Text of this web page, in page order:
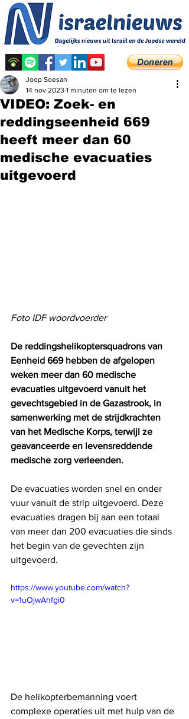
VIDEO: Zoek- en
reddingseenheid 669
heeft meer dan 60
medische evacuaties
uitgevoerd
Joop Soesan
14 nov 2023 1 minuten om te lezen
Foto IDF woordvoerder
De reddingshelikoptersquadrons van
Eenheid 669 hebben de afgelopen
weken meer dan 60 medische
evacuaties uitgevoerd vanuit het
gevechtsgebied in de Gazastrook, in
samenwerking met de strijdkrachten
van het Medische Korps, terwijl ze
geavanceerde en levensreddende
medische zorg verleenden.
De evacuaties worden snel en onder
vuur vanuit de strip uitgevoerd. Deze
evacuaties dragen bij aan een totaal
van meer dan 200 evacuaties die sinds
het begin van de gevechten zijn
uitgevoerd.
https://www.youtube.com/watch?
v=1uOjwAhfgi0
De helikopterbemanning voert
complexe operaties uit met hulp van de